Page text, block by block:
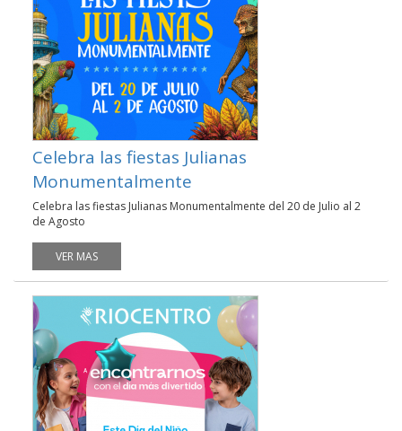
Celebra las fiestas Julianas
Monumentalmente
Celebra las fiestas Julianas Monumentalmente del 20 de Julio al 2
de Agosto
VER MAS